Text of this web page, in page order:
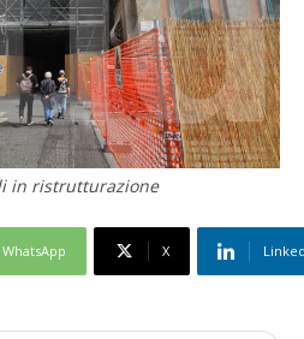
in ristrutturazione
WhatsApp X